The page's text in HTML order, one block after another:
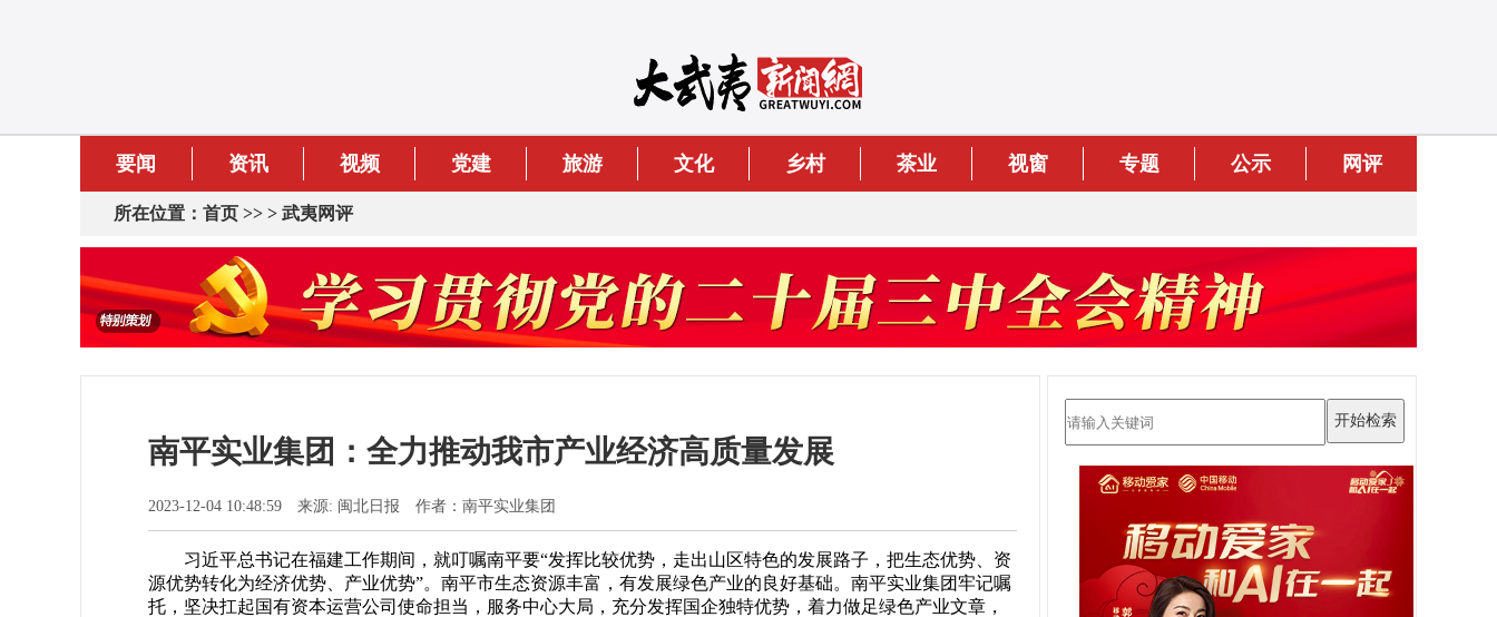
要闻 资讯 视频 党建 旅游 文化 乡村 茶业 视窗 专题 公示 网评
所在位置： 首页 >> > 武夷网评
南平实业集团：全力推动我市产业经济高质量发展
2023-12-04 10:48:59 来源: 闽北日报 作者：南平实业集团
习近平总书记在福建工作期间，就叮嘱南平要“发挥比较优势，走出山区特色的发展路子，把生态优势、资
源优势转化为经济优势、产业优势”。南平市生态资源丰富，有发展绿色产业的良好基础。南平实业集团牢记嘱
托，坚决扛起国有资本运营公司使命担当，服务中心大局，充分发挥国企独特优势，着力做足绿色产业文章，